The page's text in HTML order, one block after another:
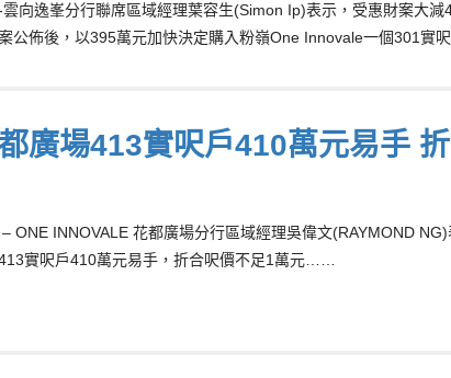
向逸峯分行聯席區域經理葉容生(Simon Ip)表示，受惠財案大
公佈後，以395萬元加快決定購入粉嶺One Innovale一個301實
廣場413實呎戶410萬元易手
ONE INNOVALE 花都廣場分行區域經理吳偉文(RAYMOND
實呎戶410萬元易手，折合呎價不足1萬元……